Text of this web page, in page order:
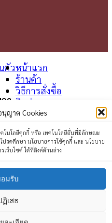
นุญาต Cookies
คโนโลยีคุกกี้ หรือ เทคโนโลยีอื่นที่มีลักษณะ
ปรดศึกษา นโยบายการใช้คุกกี้ และ นโยบาย
เว็บไซต์ ได้ที่ลิงค์ด้านล่าง
อมรับ
ฏิเสธ
ตัว
า
หน้าแรก
ร้านค้า
วิธีการสั่งซื้อ
ติดต่อเรา
*